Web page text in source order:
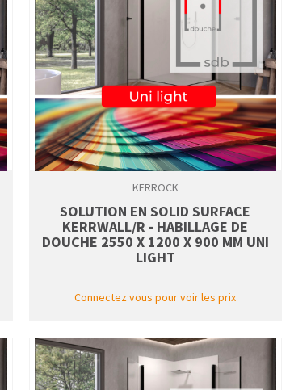
KERROCK
SOLUTION EN SOLID SURFACE
KERRWALL/R - HABILLAGE DE
DOUCHE 2550 X 1200 X 900 MM UNI
LIGHT
Connectez vous pour voir les prix